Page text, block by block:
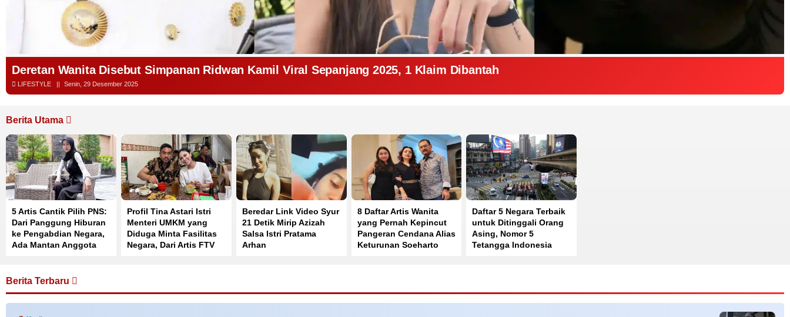
Deretan Wanita Disebut Simpanan Ridwan Kamil Viral Sepanjang 2025, 1 Klaim Dibantah
LIFESTYLE Senin, 29 Desember 2025
Berita Utama
5 Artis Cantik Pilih PNS:
Dari Panggung Hiburan
ke Pengabdian Negara,
Ada Mantan Anggota
Profil Tina Astari Istri
Menteri UMKM yang
Diduga Minta Fasilitas
Negara, Dari Artis FTV
Beredar Link Video Syur
21 Detik Mirip Azizah
Salsa Istri Pratama
Arhan
8 Daftar Artis Wanita
yang Pernah Kepincut
Pangeran Cendana Alias
Keturunan Soeharto
Daftar 5 Negara Terbaik
untuk Ditinggali Orang
Asing, Nomor 5
Tetangga Indonesia
Berita Terbaru